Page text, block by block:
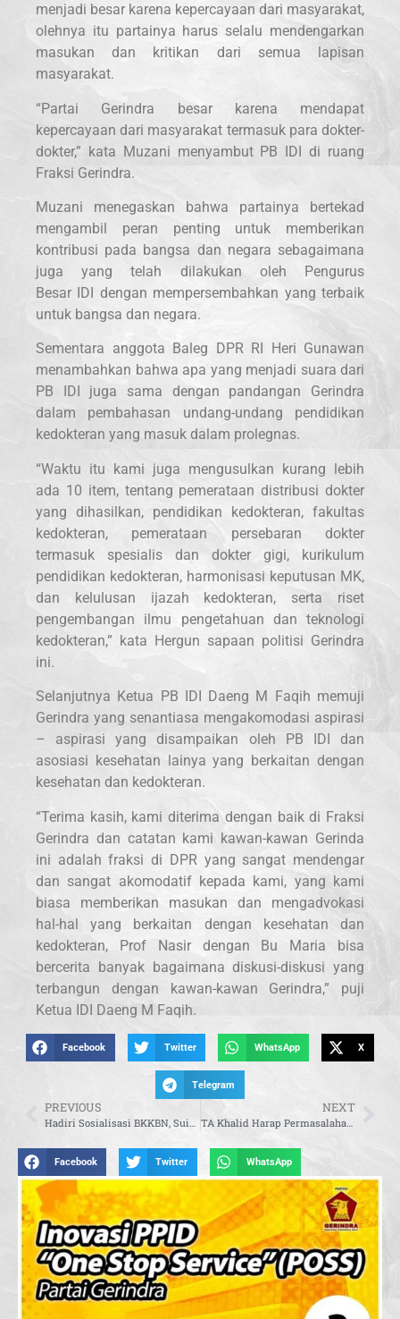
menjadi besar karena kepercayaan dari masyarakat,
olehnya itu partainya harus selalu mendengarkan
masukan dan kritikan dari semua lapisan
masyarakat.
“Partai Gerindra besar karena mendapat
kepercayaan dari masyarakat termasuk para dokter-
dokter,” kata Muzani menyambut PB IDI di ruang
Fraksi Gerindra.
Muzani menegaskan bahwa partainya bertekad
mengambil peran penting untuk memberikan
kontribusi pada bangsa dan negara sebagaimana
juga yang telah dilakukan oleh Pengurus
Besar IDI dengan mempersembahkan yang terbaik
untuk bangsa dan negara.
Sementara anggota Baleg DPR RI Heri Gunawan
menambahkan bahwa apa yang menjadi suara dari
PB IDI juga sama dengan pandangan Gerindra
dalam pembahasan undang-undang pendidikan
kedokteran yang masuk dalam prolegnas.
“Waktu itu kami juga mengusulkan kurang lebih
ada 10 item, tentang pemerataan distribusi dokter
yang dihasilkan, pendidikan kedokteran, fakultas
kedokteran, pemerataan persebaran dokter
termasuk spesialis dan dokter gigi, kurikulum
pendidikan kedokteran, harmonisasi keputusan MK,
dan kelulusan ijazah kedokteran, serta riset
pengembangan ilmu pengetahuan dan teknologi
kedokteran,” kata Hergun sapaan politisi Gerindra
ini.
Selanjutnya Ketua PB IDI Daeng M Faqih memuji
Gerindra yang senantiasa mengakomodasi aspirasi
– aspirasi yang disampaikan oleh PB IDI dan
asosiasi kesehatan lainya yang berkaitan dengan
kesehatan dan kedokteran.
“Terima kasih, kami diterima dengan baik di Fraksi
Gerindra dan catatan kami kawan-kawan Gerinda
ini adalah fraksi di DPR yang sangat mendengar
dan sangat akomodatif kepada kami, yang kami
biasa memberikan masukan dan mengadvokasi
hal-hal yang berkaitan dengan kesehatan dan
kedokteran, Prof Nasir dengan Bu Maria bisa
bercerita banyak bagaimana diskusi-diskusi yang
terbangun dengan kawan-kawan Gerindra,” puji
Ketua IDI Daeng M Faqih.
Facebook Twitter WhatsApp X
Telegram
PREVIOUS NEXT
TA Khalid Harap Permasalahan Pupuk Subsidi Segera Terselesaikan
Facebook Twitter WhatsApp